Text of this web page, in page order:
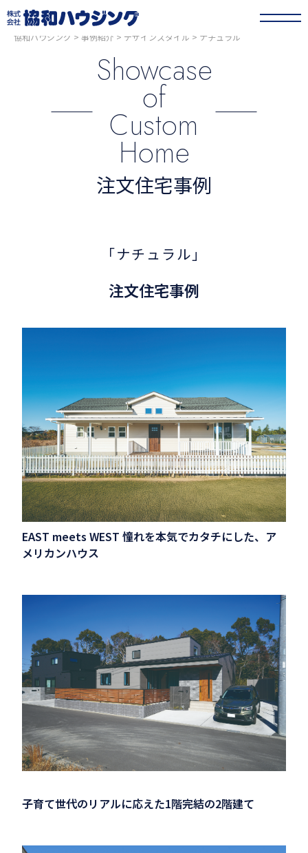
協和ハウジング > 事例紹介 > デザインスタイル > ナチュラル
Showcase
of
Custom
Home
注文住宅事例
「ナチュラル」
注文住宅事例
EAST meets WEST 憧れを本気でカタチにした、ア
メリカンハウス
子育て世代のリアルに応えた1階完結の2階建て